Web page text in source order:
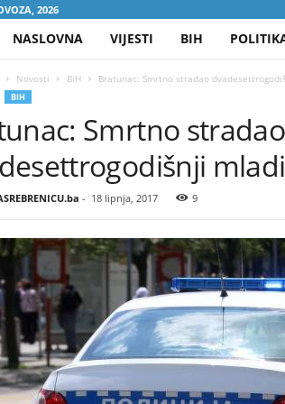
2026
R
E
NASLOVNA VIJESTI BIH
Novosti BiH Bratunac: Smrtno stradao
BIH
Smrtno stradao
- 18 lipnja, 2017 9